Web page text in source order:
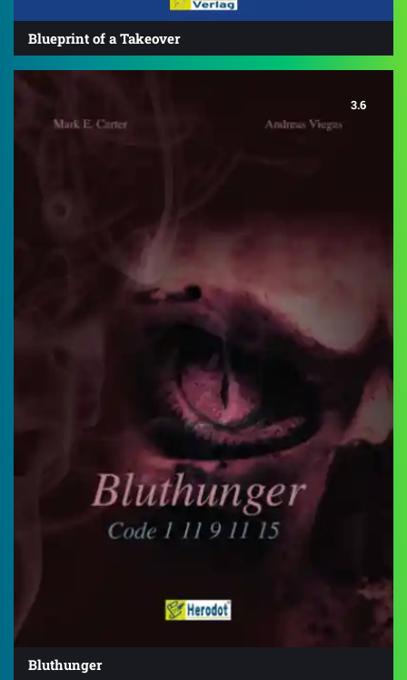
Blueprint of a Takeover
3.6
Bluthunger